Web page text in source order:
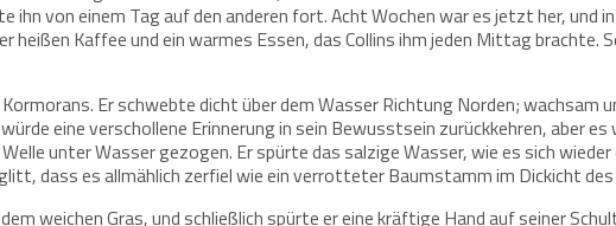
ihn von einem Tag auf den anderen fort. Acht Wochen war es jetzt her, und
heißen Kaffee und ein warmes Essen, das Collins ihm jeden Mittag brachte.
Er schwebte dicht über dem Wasser Richtung Norden; wachsam
eine verschollene Erinnerung in sein Bewusstsein zurückkehren, aber es
unter Wasser gezogen. Er spürte das salzige Wasser, wie es sich wieder
dass es allmählich zerfiel wie ein verrotteter Baumstamm im Dickicht
weichen Gras, und schließlich spürte er eine kräftige Hand auf seiner